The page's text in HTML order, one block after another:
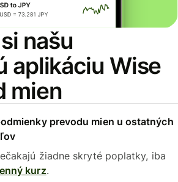
našu
aplikáciu Wise
mien
prevodu mien u ostatných
žiadne skryté poplatky, iba
kurz.